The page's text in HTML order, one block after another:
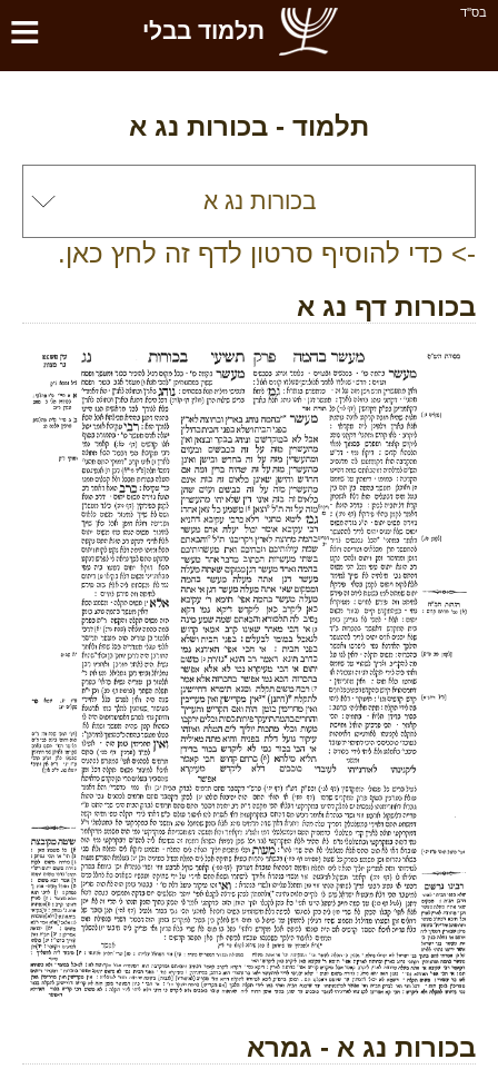
בס''ד ≡ תלמוד בבלי
תלמוד - בכורות נג א
-> כדי להוסיף סרטון לדף זה לחץ כאן.
בכורות דף נג א
בכורות נג א - גמרא